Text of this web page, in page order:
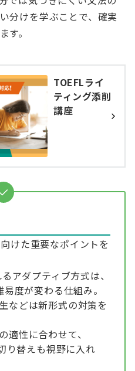
分けを学ぶことで、確実
す。
TOEFLライ
ティング添削
講座
けた重要なポイントを
アダプティブ方式は、
度が変わる仕組み。
などは新形式の対策を
適性に合わせて、
り替えも視野に入れ